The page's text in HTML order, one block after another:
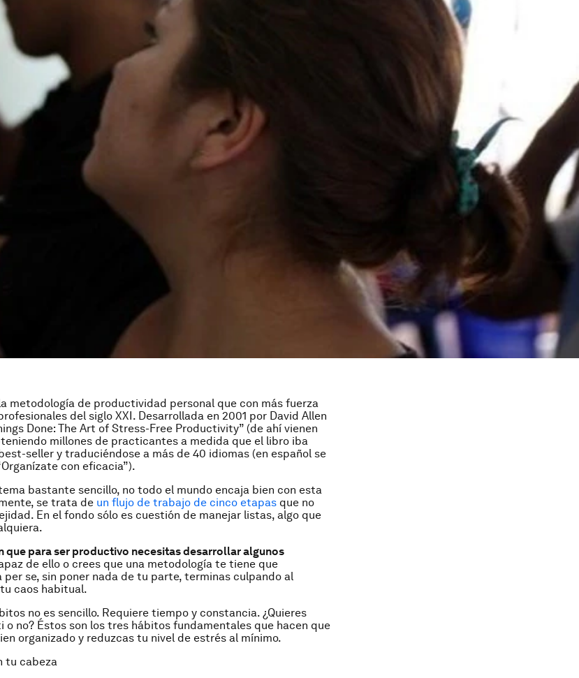
metodología de productividad personal que con más fuerza
del siglo XXI. Desarrollada en 2001 por David Allen
Done: The Art of Stress-Free Productivity” (de ahí vienen
millones de practicantes a medida que el libro iba
seller y traduciéndose a más de 40 idiomas (en español se
con eficacia”).
bastante sencillo, no todo el mundo encaja bien con esta
se trata de un flujo de trabajo de cinco etapas que no
En el fondo sólo es cuestión de manejar listas, algo que
que para ser productivo necesitas desarrollar algunos
de ello o crees que una metodología te tiene que
per se, sin poner nada de tu parte, terminas culpando al
caos habitual.
no es sencillo. Requiere tiempo y constancia. ¿Quieres
o no? Éstos son los tres hábitos fundamentales que hacen que
organizado y reduzcas tu nivel de estrés al mínimo.
tu cabeza